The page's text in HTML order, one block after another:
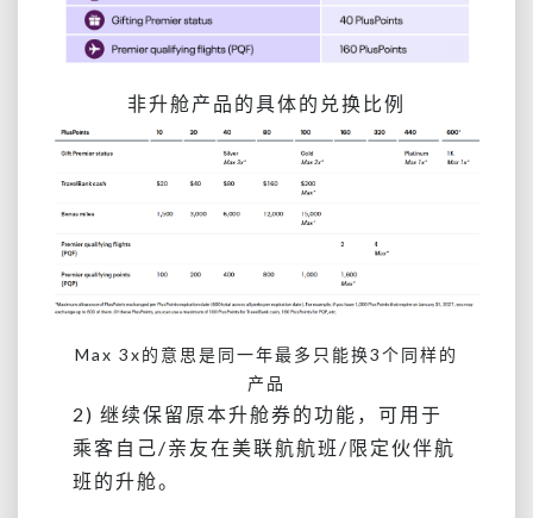
非升舱产品的具体的兑换比例
Max 3x的意思是同一年最多只能换3个同样的
产品
2) 继续保留原本升舱券的功能，可用于
乘客自己/亲友在美联航航班/限定伙伴航
班的升舱。